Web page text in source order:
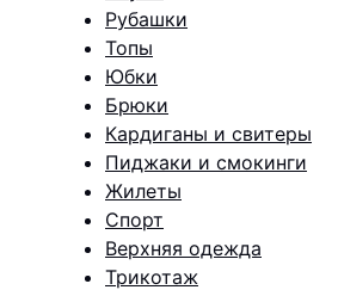
Рубашки
Топы
Юбки
Брюки
Кардиганы и свитеры
Пиджаки и смокинги
Жилеты
Спорт
Верхняя одежда
Трикотаж